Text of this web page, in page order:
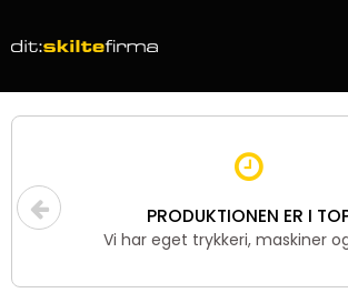
PRODUKTIONEN ER I
Vi har eget trykkeri, maskiner